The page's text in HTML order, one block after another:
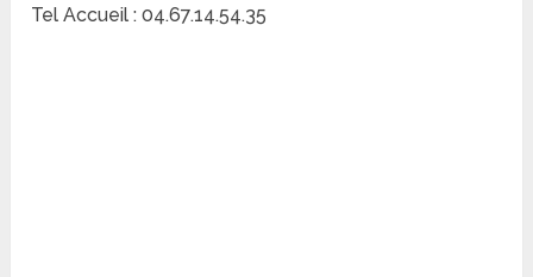
Tel Accueil : 04.67.14.54.35